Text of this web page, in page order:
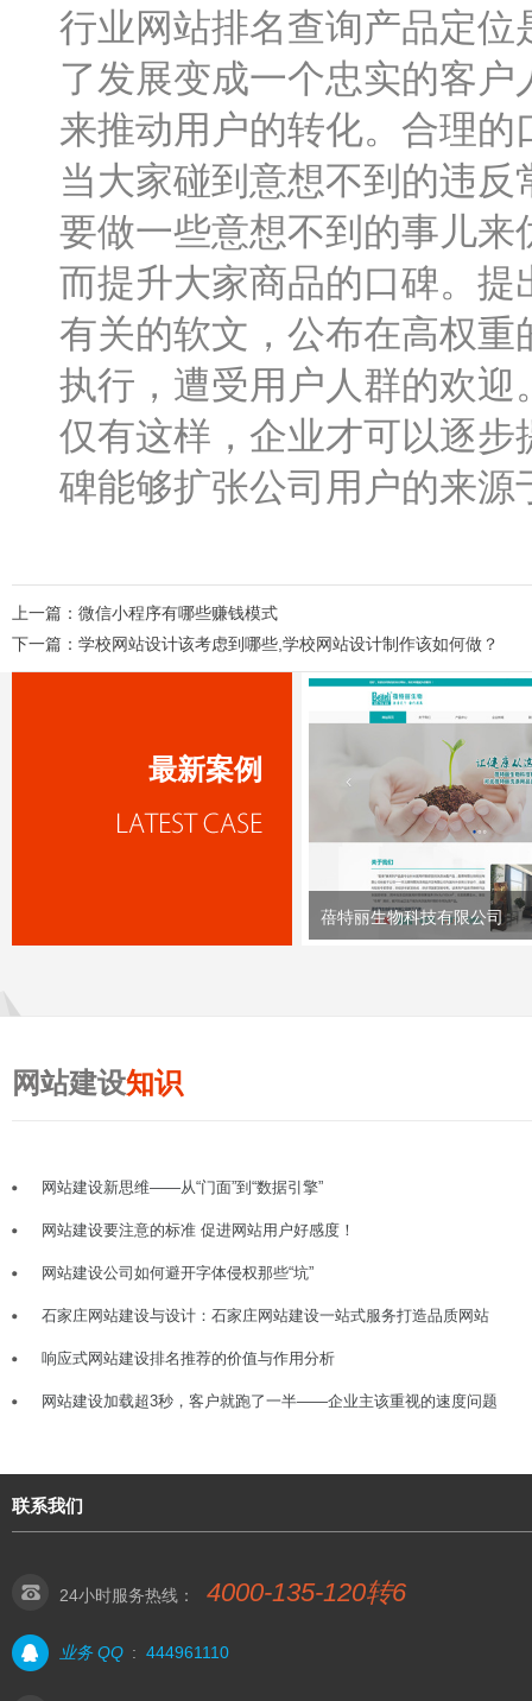
行业网站排名查询产品定
了发展变成一个忠实的客
来推动用户的转化。合理
当大家碰到意想不到的违
要做一些意想不到的事儿
而提升大家商品的口碑。
有关的软文，公布在高权
执行，遭受用户人群的欢迎
仅有这样，企业才可以逐
碑能够扩张公司用户的来源
上一篇： 微信小程序有哪些赚钱模式
下一篇： 学校网站设计该考虑到哪些,学校网站设计制作该如何做？
最新案例
蓓特丽生物科技有限公司
网站建设知识
网站建设新思维——从“门面”到“数据引擎”
网站建设要注意的标准 促进网站用户好感度！
网站建设公司如何避开字体侵权那些“坑”
石家庄网站建设与设计：石家庄网站建设一站式服务打造品质网站
响应式网站建设排名推荐的价值与作用分析
网站建设加载超3秒，客户就跑了一半——企业主该重视的速度问题
联系我们
24小时服务热线： 4000-135-120转6
业务 QQ : 444961110